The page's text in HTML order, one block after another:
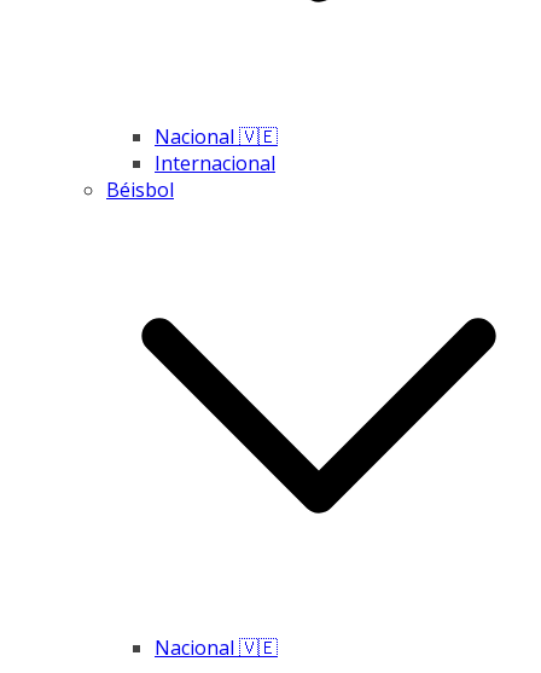
Nacional 🇻🇪
Internacional
Béisbol
Nacional 🇻🇪